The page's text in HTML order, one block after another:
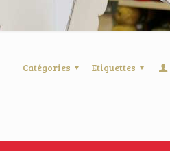
Catégories Etiquettes